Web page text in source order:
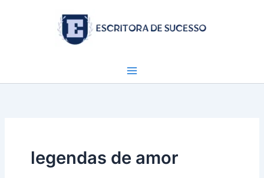
legendas de amor